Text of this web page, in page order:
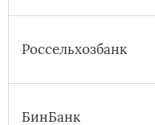
Россельхозбанк
БинБанк